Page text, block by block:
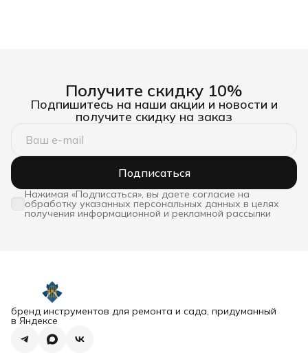
Получите скидку 10%
Подпишитесь на наши акции и новости и
получите скидку на заказ
Подписаться
Нажимая «Подписаться», вы даете согласие на
обработку указанных персональных данных в целях
получения информационной и рекламной рассылки
бренд инструментов для ремонта и сада, придуманный
в Яндексе